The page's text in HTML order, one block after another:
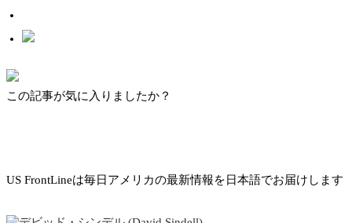
この記事が気に入りましたか？
US FrontLineは毎日アメリカの最新情報を日本語でお届けします